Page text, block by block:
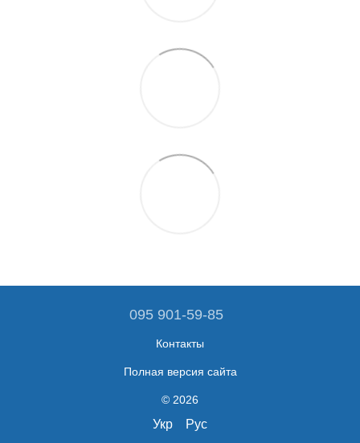
095 901-59-85
Контакты
Полная версия сайта
© 2026
Укр Рус